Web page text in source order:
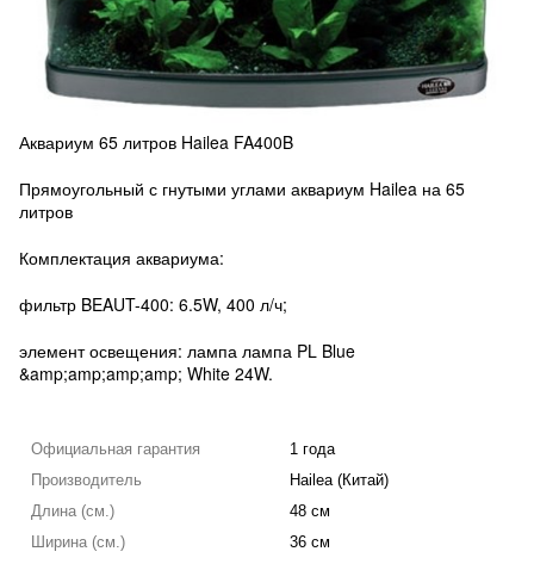
Аквариум 65 литров Hailea FA400B
Прямоугольный с гнутыми углами аквариум Hailea на 65
литров
Комплектация аквариума:
фильтр BEAUT-400: 6.5W, 400 л/ч;
элемент освещения: лампа лампа PL Blue
&amp;amp;amp;amp; White 24W.
Официальная гарантия
1 года
Производитель
Hailea (Китай)
Длина (см.)
48 см
Ширина (см.)
36 см